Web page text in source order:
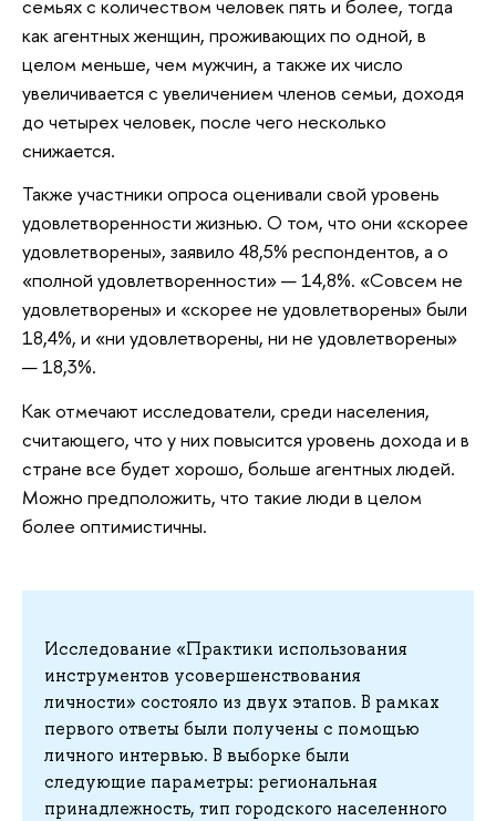
семьях с количеством человек пять и более, тогда
как агентных женщин, проживающих по одной, в
целом меньше, чем мужчин, а также их число
увеличивается с увеличением членов семьи, доходя
до четырех человек, после чего несколько
снижается.
Также участники опроса оценивали свой уровень
удовлетворенности жизнью. О том, что они «скорее
удовлетворены», заявило 48,5% респондентов, а о
«полной удовлетворенности» — 14,8%. «Совсем не
удовлетворены» и «скорее не удовлетворены» были
18,4%, и «ни удовлетворены, ни не удовлетворены»
— 18,3%.
Как отмечают исследователи, среди населения,
считающего, что у них повысится уровень дохода и в
стране все будет хорошо, больше агентных людей.
Можно предположить, что такие люди в целом
более оптимистичны.
Исследование «Практики использования
инструментов усовершенствования
личности» состояло из двух этапов. В рамках
первого ответы были получены с помощью
личного интервью. В выборке были
следующие параметры: региональная
принадлежность, тип городского населенного